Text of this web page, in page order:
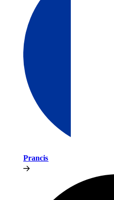
Prancis​​